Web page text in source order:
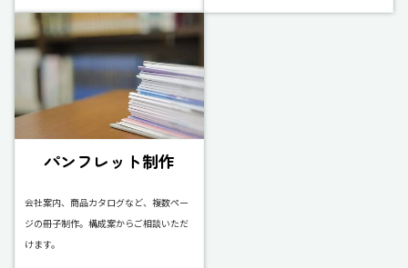
パンフレット制作
会社案内、商品カタログなど、複数ペー
ジの冊子制作。構成案からご相談いただ
けます。